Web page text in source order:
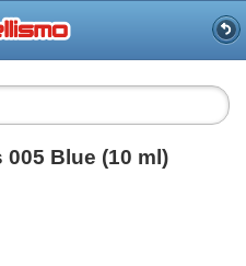
Blue (10 ml)